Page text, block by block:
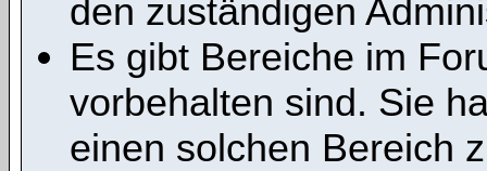
den zuständigen
Es gibt Bereiche im
vorbehalten sind. Sie
einen solchen Bereich